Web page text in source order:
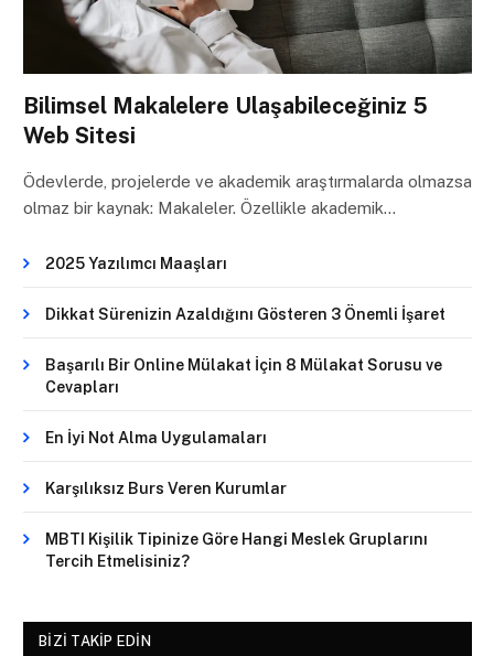
Bilimsel Makalelere Ulaşabileceğiniz 5
Web Sitesi
Ödevlerde, projelerde ve akademik araştırmalarda olmazsa
olmaz bir kaynak: Makaleler. Özellikle akademik…
2025 Yazılımcı Maaşları
Dikkat Sürenizin Azaldığını Gösteren 3 Önemli İşaret
Başarılı Bir Online Mülakat İçin 8 Mülakat Sorusu ve
Cevapları
En İyi Not Alma Uygulamaları
Karşılıksız Burs Veren Kurumlar
MBTI Kişilik Tipinize Göre Hangi Meslek Gruplarını
Tercih Etmelisiniz?
BIZI TAKIP EDIN